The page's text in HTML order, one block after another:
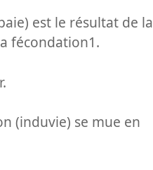
est le résultat de la
fécondation1.
(induvie) se mue en